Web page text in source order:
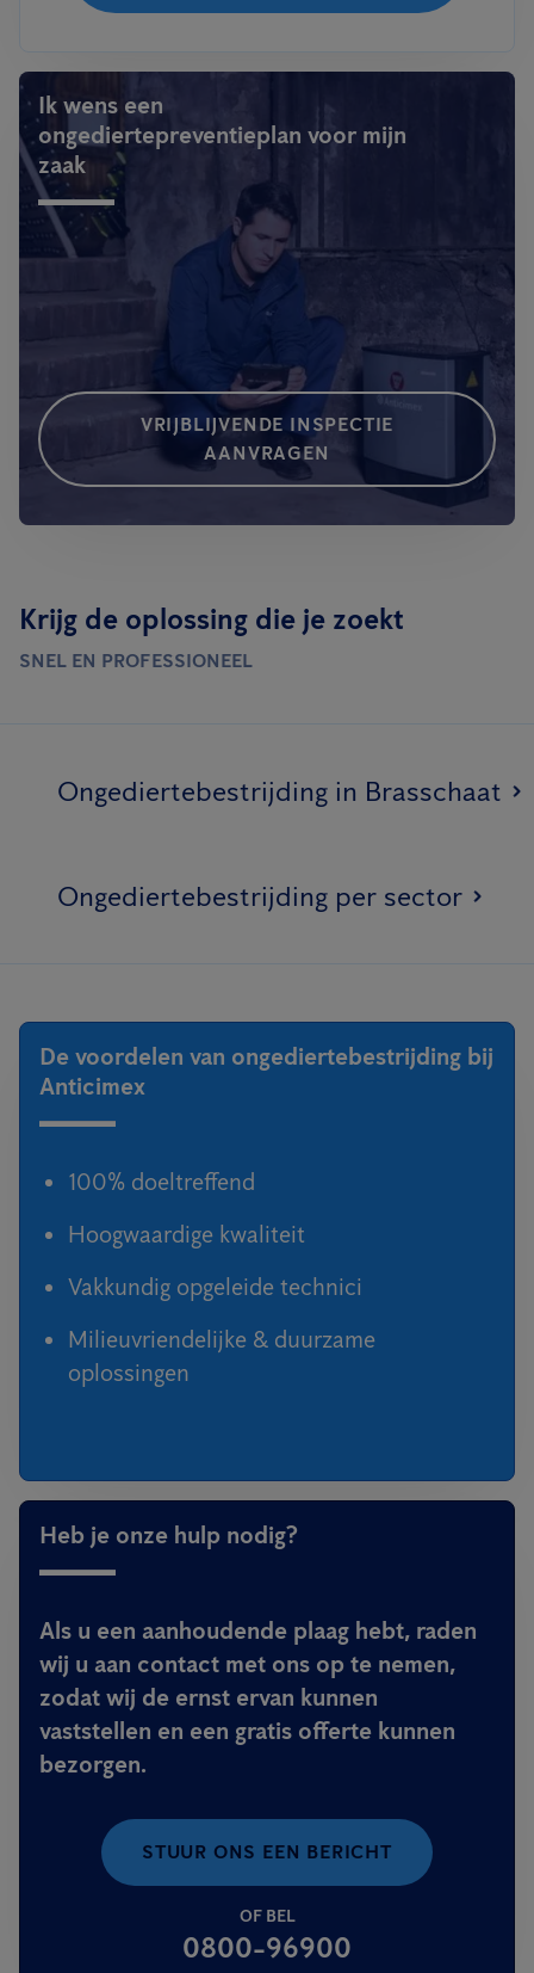
Ik wens een
ongediertepreventieplan voor mijn
zaak
VRIJBLIJVENDE INSPECTIE
AANVRAGEN
Krijg de oplossing die je zoekt
SNEL EN PROFESSIONEEL
Ongediertebestrijding in Brasschaat
Ongediertebestrijding per sector
De voordelen van ongediertebestrijding bij
Anticimex
100% doeltreffend
Hoogwaardige kwaliteit
Vakkundig opgeleide technici
Milieuvriendelijke & duurzame
oplossingen
Heb je onze hulp nodig?
Als u een aanhoudende plaag hebt, raden
wij u aan contact met ons op te nemen,
zodat wij de ernst ervan kunnen
vaststellen en een gratis offerte kunnen
bezorgen.
STUUR ONS EEN BERICHT
OF BEL
0800-96900